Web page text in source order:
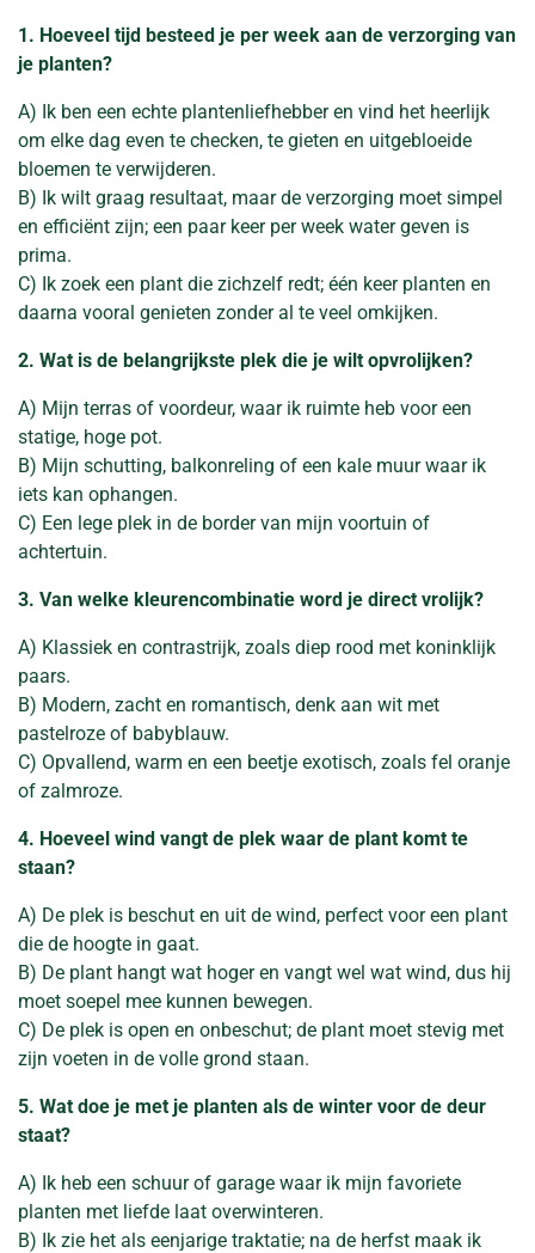
1. Hoeveel tijd besteed je per week aan de verzorging van
je planten?
A) Ik ben een echte plantenliefhebber en vind het heerlijk
om elke dag even te checken, te gieten en uitgebloeide
bloemen te verwijderen.
B) Ik wilt graag resultaat, maar de verzorging moet simpel
en efficiënt zijn; een paar keer per week water geven is
prima.
C) Ik zoek een plant die zichzelf redt; één keer planten en
daarna vooral genieten zonder al te veel omkijken.
2. Wat is de belangrijkste plek die je wilt opvrolijken?
A) Mijn terras of voordeur, waar ik ruimte heb voor een
statige, hoge pot.
B) Mijn schutting, balkonreling of een kale muur waar ik
iets kan ophangen.
C) Een lege plek in de border van mijn voortuin of
achtertuin.
3. Van welke kleurencombinatie word je direct vrolijk?
A) Klassiek en contrastrijk, zoals diep rood met koninklijk
paars.
B) Modern, zacht en romantisch, denk aan wit met
pastelroze of babyblauw.
C) Opvallend, warm en een beetje exotisch, zoals fel oranje
of zalmroze.
4. Hoeveel wind vangt de plek waar de plant komt te
staan?
A) De plek is beschut en uit de wind, perfect voor een plant
die de hoogte in gaat.
B) De plant hangt wat hoger en vangt wel wat wind, dus hij
moet soepel mee kunnen bewegen.
C) De plek is open en onbeschut; de plant moet stevig met
zijn voeten in de volle grond staan.
5. Wat doe je met je planten als de winter voor de deur
staat?
A) Ik heb een schuur of garage waar ik mijn favoriete
planten met liefde laat overwinteren.
B) Ik zie het als eenjarige traktatie; na de herfst maak ik